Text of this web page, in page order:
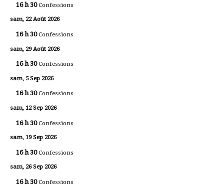
16 h 30Confessions
sam, 22 Août 2026
16 h 30Confessions
sam, 29 Août 2026
16 h 30Confessions
sam, 5 Sep 2026
16 h 30Confessions
sam, 12 Sep 2026
16 h 30Confessions
sam, 19 Sep 2026
16 h 30Confessions
sam, 26 Sep 2026
16 h 30Confessions